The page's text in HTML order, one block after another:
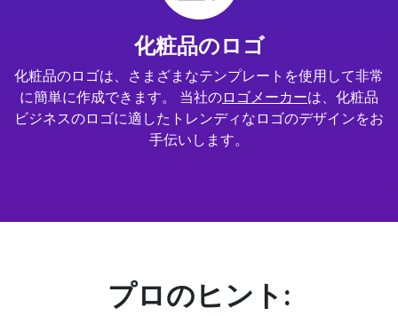
化粧品のロゴ
化粧品のロゴは、さまざまなテンプレートを使用して非常
に簡単に作成できます。 当社のロゴメーカーは、化粧品
ビジネスのロゴに適したトレンディなロゴのデザインをお
手伝いします。
プロのヒント: